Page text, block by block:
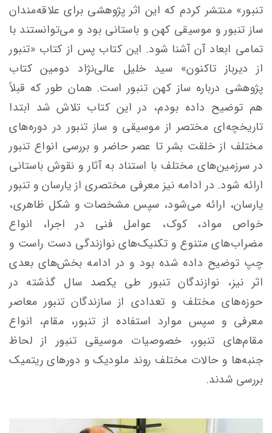
تنبور» منتشر کردم که این اثر پژوهشی برای علاقه‌مندان
ساز تنبور و موسیقی کهن و باستانی بود و می‌توانستند با
تمامی ابعاد آن آشنا شود. این کتاب پس از کتاب «تنبور
از دیرباز تاکنون» سید خلیل عالی‌نژاد دومین کتاب
پژوهشی درباره ساز کهن تنبور است. همان طور که قبلاً
هم توضیح داده بودم، در این کتاب تلاش شد ابتدا
تاریخچه‌ای مختصر از موسیقی و ساز تنبور در دوره‌های
مختلف از خلقت بشر تا عصر حاضر و بررسی انواع تنبور
در سرزمین‌های مختلف با استناد به آثار و نقوش باستانی
ارائه شود. در ادامه نیز معرفی مختصری از یارسانو تنبور
یارسان، ارائه می‌شود، سپس مشخصات و شکل ظاهری،
خواص مواد، کوک، عوامل فنی در اجرا، انواع
مضراب‌های متنوع و تکنیک‌های نوازندگی دست راست و
چپ توضیح داده شده بود و در ادامه بخش‌های بعدی
اثر نیز، نوازندگان تنبور طی یکصد سال گذشته در
حوزه‌های مختلف و تعدادی از سازندگان تنبور معاصر
معرفی و سپس موارد استفاده از تنبور، مقام، انواع
مقام‌های تنبور، خصوصیات موسیقی تنبور از لحاظ
جنبه‌ها و حالات مختلف روند ملودیکو دورهای ریتمیک
بررسی شدند.